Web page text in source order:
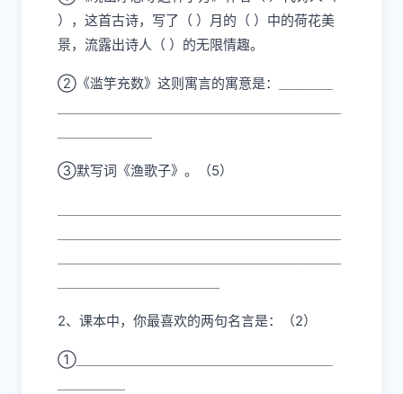
），这首古诗，写了（ ）月的（ ）中的荷花美
景，流露出诗人（ ）的无限情趣。
②《滥竽充数》这则寓言的寓意是：＿＿＿＿
③默写词《渔歌子》。（5）
2、课本中，你最喜欢的两句名言是：（2）
①＿＿＿＿＿＿＿＿＿＿＿＿＿＿＿＿＿＿＿